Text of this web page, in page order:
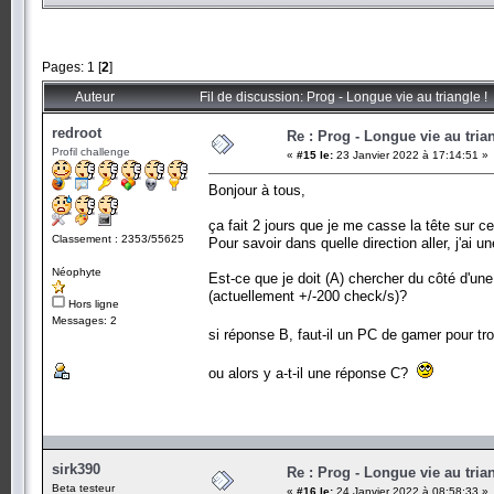
Pages: 1 [2]
Auteur Fil de discussion: Prog - Longue vie au triangle
redroot
Profil challenge
Classement : 2353/55625
Néophyte
Hors ligne
Messages: 2
Re : Prog - Longue vie au
« #15 le: 23 Janvier 2022 à 17:14:51 »
Bonjour à tous,
ça fait 2 jours que je me casse la tête sur
Pour savoir dans quelle direction aller, j'ai
Est-ce que je doit (A) chercher du côté
(actuellement +/-200 check/s)?
si réponse B, faut-il un PC de gamer pour
ou alors y a-t-il une réponse C?
sirk390
Beta testeur
Re : Prog - Longue vie au
« #16 le: 24 Janvier 2022 à 08:58:33 »